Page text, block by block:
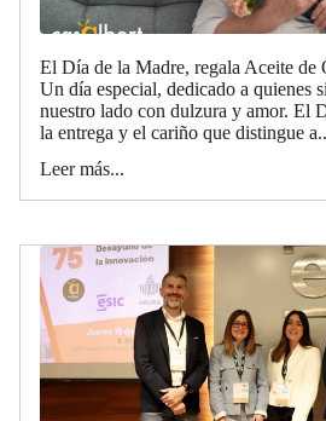
El Día de la Madre, regala Aceite de
Un día especial, dedicado a quienes
nuestro lado con dulzura y amor. El
la entrega y el cariño que distingue
Leer más...